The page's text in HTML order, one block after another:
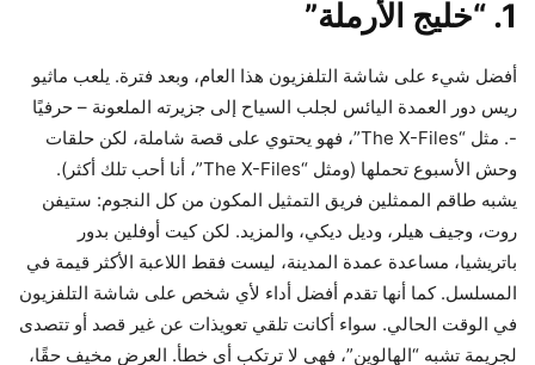
1. “خليج الأرملة”
أفضل شيء على شاشة التلفزيون هذا العام، وبعد فترة. يلعب ماثيو
ريس دور العمدة اليائس لجلب السياح إلى جزيرته الملعونة – حرفيًا
-. مثل “The X-Files”، فهو يحتوي على قصة شاملة، لكن حلقات
وحش الأسبوع تحملها (ومثل “The X-Files”، أنا أحب تلك أكثر).
يشبه طاقم الممثلين فريق التمثيل المكون من كل النجوم: ستيفن
روت، وجيف هيلر، وديل ديكي، والمزيد. لكن كيت أوفلين بدور
باتريشيا، مساعدة عمدة المدينة، ليست فقط اللاعبة الأكثر قيمة في
المسلسل. كما أنها تقدم أفضل أداء لأي شخص على شاشة التلفزيون
في الوقت الحالي. سواء أكانت تلقي تعويذات عن غير قصد أو تتصدى
لجريمة تشبه “الهالوين”، فهي لا ترتكب أي خطأ. العرض مخيف حقًا،